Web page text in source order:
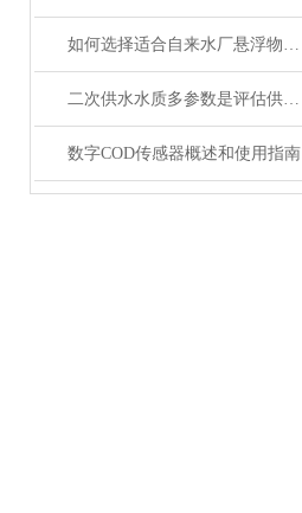
如何选择适合自来水厂悬浮物在线监测仪？
二次供水水质多参数是评估供水安全的关键指标
数字COD传感器概述和使用指南